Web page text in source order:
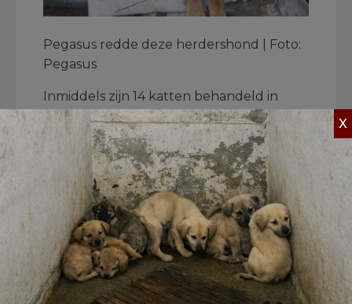
Pegasus redde deze herdershond | Foto:
Pegasus
Inmiddels zijn 14 katten behandeld in
Lucy’s Animal Emergency Hospital–
gefinancierd met steun van House of
Animals. Ook zijn alle dieren gevaccineerd
en verzorgd. Pegasus zoekt nu
adoptiegezinnen voor de geredde dieren.
Voor 8 katten is al een thuis gevonden!
Olga benadrukt:
X